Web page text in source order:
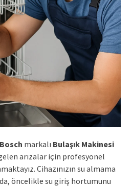
Bosch markalı Bulaşık Makinesi
arızalar için profesyonel
Cihazınızın su almama
öncelikle su giriş hortumunu